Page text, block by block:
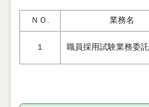
ＮＯ. 業務名
１ 職員採用試験業務委託